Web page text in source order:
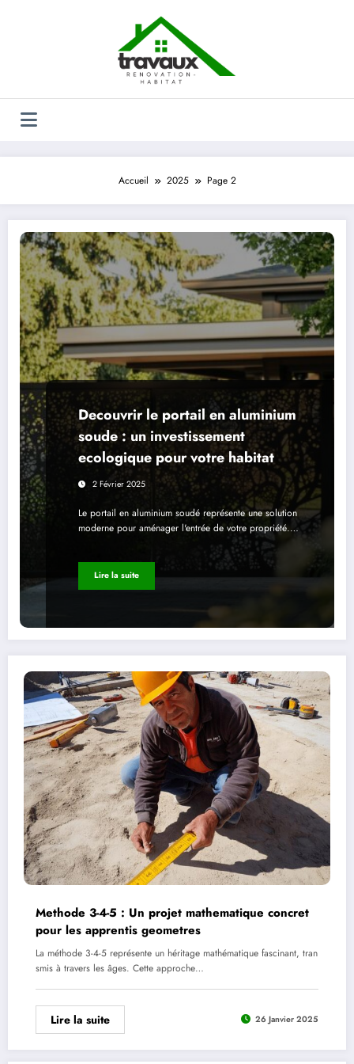
Accueil 2025 Page 2
Decouvrir le portail en aluminium
soude : un investissement
ecologique pour votre habitat
2 Février 2025
Le portail en aluminium soudé représente une solution
moderne pour aménager l'entrée de votre propriété.…
Lire la suite
Methode 3-4-5 : Un projet mathematique concret
pour les apprentis geometres
La méthode 3-4-5 représente un héritage mathématique fascinant, tran
smis à travers les âges. Cette approche…
Lire la suite 26 Janvier 2025